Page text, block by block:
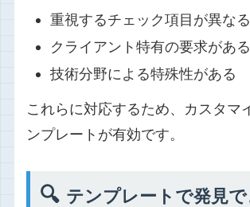
重視するチェック項目が異なる
クライアント特有の要求がある
技術分野による特殊性がある
これらに対応するため、カスタマ
ンプレートが有効です。
🔍 テンプレートで発見